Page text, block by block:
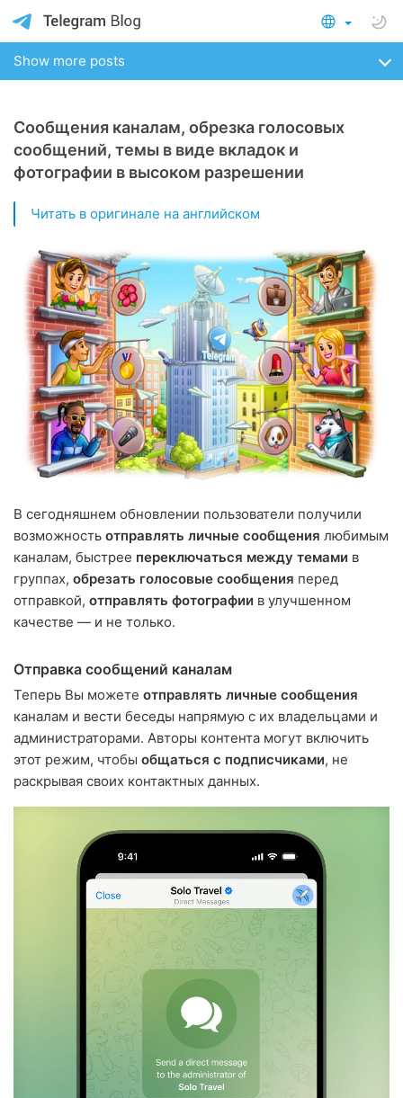
Show more posts
Сообщения каналам, обрезка голосовых
сообщений, темы в виде вкладок и
фотографии в высоком разрешении
Читать в оригинале на английском
В сегодняшнем обновлении пользователи получили
возможность отправлять личные сообщения любимым
каналам, быстрее переключаться между темами в
группах, обрезать голосовые сообщения перед
отправкой, отправлять фотографии в улучшенном
качестве — и не только.
Отправка сообщений каналам
Теперь Вы можете отправлять личные сообщения
каналам и вести беседы напрямую с их владельцами и
администраторами. Авторы контента могут включить
этот режим, чтобы общаться с подписчиками, не
раскрывая своих контактных данных.